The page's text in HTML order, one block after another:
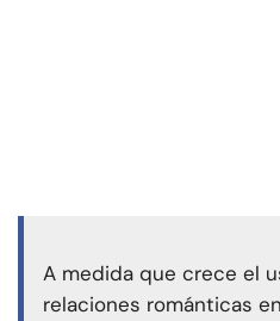
A medida que crece el
relaciones románticas